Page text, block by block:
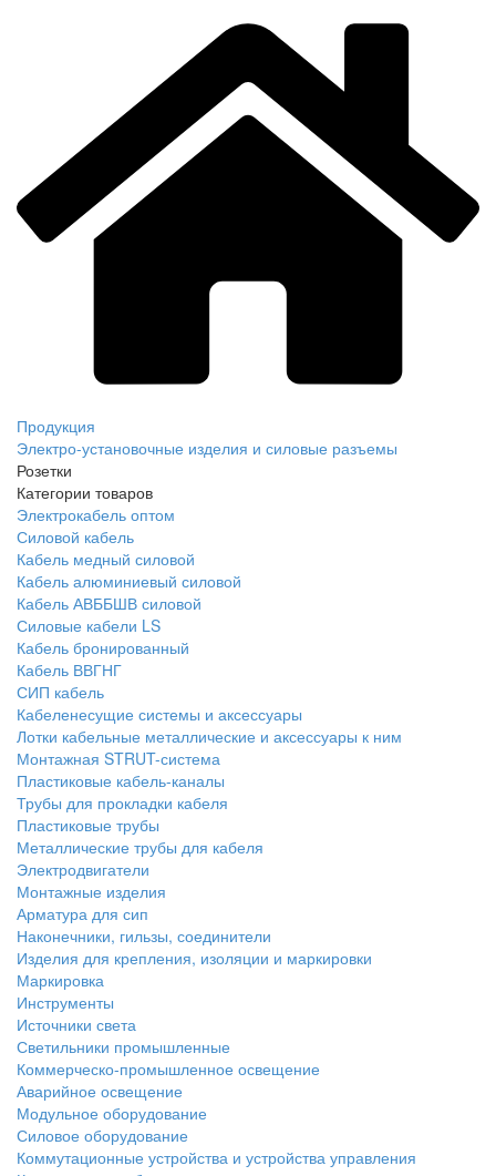
Продукция
Электро-установочные изделия и силовые разъемы
Розетки
Категории товаров
Электрокабель оптом
Силовой кабель
Кабель медный силовой
Кабель алюминиевый силовой
Кабель АВББШВ силовой
Силовые кабели LS
Кабель бронированный
Кабель ВВГНГ
СИП кабель
Кабеленесущие системы и аксессуары
Лотки кабельные металлические и аксессуары к ним
Монтажная STRUT-система
Пластиковые кабель-каналы
Трубы для прокладки кабеля
Пластиковые трубы
Металлические трубы для кабеля
Электродвигатели
Монтажные изделия
Арматура для сип
Наконечники, гильзы, соединители
Изделия для крепления, изоляции и маркировки
Маркировка
Инструменты
Источники света
Светильники промышленные
Коммерческо-промышленное освещение
Аварийное освещение
Модульное оборудование
Силовое оборудование
Коммутационные устройства и устройства управления